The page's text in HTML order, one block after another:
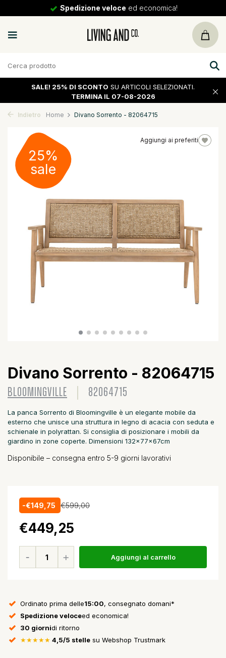
Spedizione veloce ed economica!
SALE! 25% DI SCONTO SU ARTICOLI SELEZIONATI.
TERMINA IL 07-08-2026
Indietro Home Divano Sorrento - 82064715
Aggiungi ai preferiti
25%
sale
Divano Sorrento - 82064715
BLOOMINGVILLE 82064715
La panca Sorrento di Bloomingville è un elegante mobile da
esterno che unisce una struttura in legno di acacia con seduta e
schienale in polyrattan. Si consiglia di posizionare i mobili da
giardino in zone coperte. Dimensioni 132x77x67cm
Disponibile – consegna entro 5-9 giorni lavorativi
-€149,75 €599,00
€449,25
Aggiungi al carrello
Ordinato prima delle15:00, consegnato domani*
Spedizione veloceed economica!
30 giornidi ritorno
★★★★★ 4,5/5 stelle su Webshop Trustmark